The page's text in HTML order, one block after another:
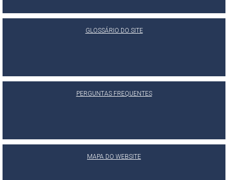
GLOSSÁRIO DO SITE
PERGUNTAS FREQUENTES
MAPA DO WEBSITE